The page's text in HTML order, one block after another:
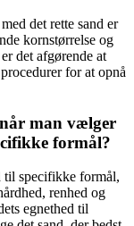
det rette sand er
kornstørrelse og
det afgørende at
for at opnå
man vælger
formål?
til specifikke formål,
renhed og
egnethed til